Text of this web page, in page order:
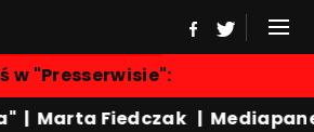
w "Presserwisie":
| Marta Fiedczak|Mediapanel